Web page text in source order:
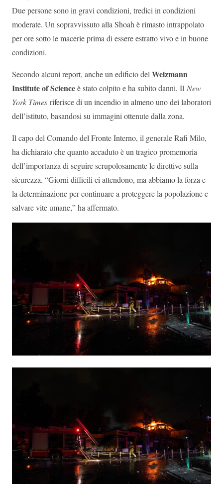
Due persone sono in gravi condizioni, tredici in condizioni
moderate. Un sopravvissuto alla Shoah è rimasto intrappolato
per ore sotto le macerie prima di essere estratto vivo e in buone
condizioni.
Secondo alcuni report, anche un edificio delWeizmann
Institute of Scienceè stato colpito e ha subito danni. Il New
York Times riferisce di un incendio in almeno uno dei laboratori
dell’istituto, basandosi su immagini ottenute dalla zona.
Il capo del Comando del Fronte Interno, il generale Rafi Milo,
ha dichiarato che quanto accaduto è un tragico promemoria
dell’importanza di seguire scrupolosamente le direttive sulla
sicurezza. “Giorni difficili ci attendono, ma abbiamo la forza e
la determinazione per continuare a proteggere la popolazione e
salvare vite umane,” ha affermato.